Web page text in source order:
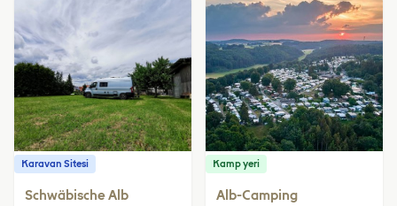
Karavan Sitesi
Schwäbische Alb
Kamp yeri
Alb-Camping